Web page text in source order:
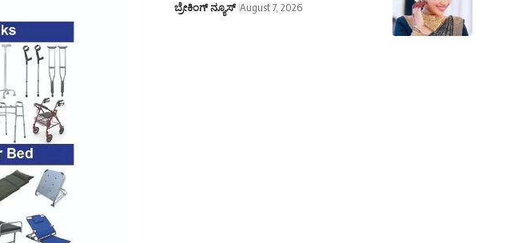
ಬ್ರೇಕಿಂಗ್ ನ್ಯೂಸ್ August 7, 2026